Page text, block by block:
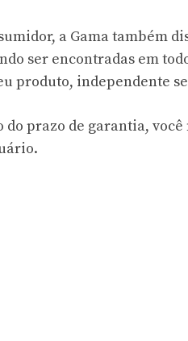
a Gama também
ser encontradas em
produto, independente
do prazo de garantia,